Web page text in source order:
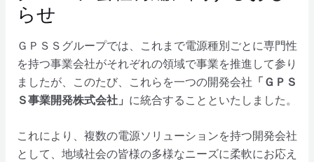
らせ
ＧＰＳＳグループでは、これまで電源種別ごとに専門性
を持つ事業会社がそれぞれの領域で事業を推進して参り
ましたが、このたび、これらを一つの開発会社 「ＧＰＳ
Ｓ事業開発株式会社」 に統合することといたしました。
これにより、複数の電源ソリューションを持つ開発会社
として、地域社会の皆様の多様なニーズに柔軟にお応え